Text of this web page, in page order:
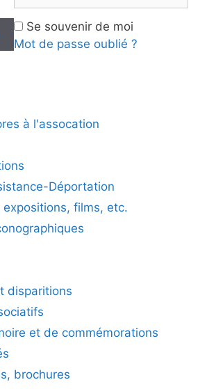
Se souvenir de moi
Mot de passe oublié ?
à l'assocation
Déportation
expositions, films, etc.
disparitions
et de commémorations
brochures